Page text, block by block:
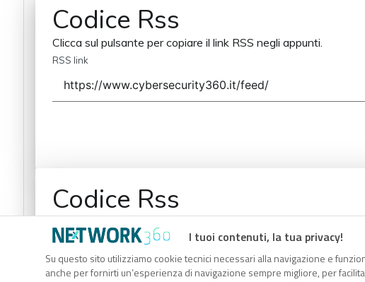
I tuoi contenuti, la tua privacy!
Su questo sito utilizziamo cookie tecnici necessari alla navigazione e
anche per fornirti un’esperienza di navigazione sempre migliore, per
Codice Rss
Clicca sul pulsante per copiare il link RSS negli appunti.
RSS link
Codice Rss
RSS link